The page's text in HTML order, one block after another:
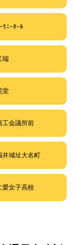
ﾆｰﾎｰﾙ
会議所前
城址大名町
女子高校